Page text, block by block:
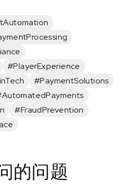
#PlayerExperience
#PaymentSolutions
#FraudPrevention
的问题